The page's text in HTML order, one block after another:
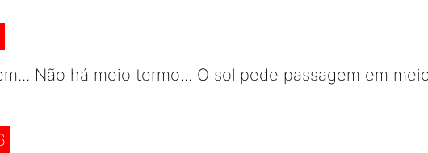
Não há meio termo... O sol pede passagem em